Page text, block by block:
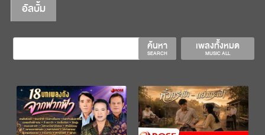
อัลบั้ม
เพลงทั้งหมด
MUSIC ALL
ค้นหา
SEARCH